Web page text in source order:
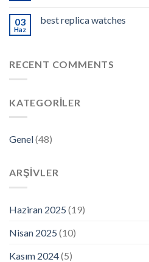
03
Haz
best replica watches
RECENT COMMENTS
KATEGORILER
Genel(48)
ARŞIVLER
Haziran 2025 (19)
Nisan 2025 (10)
Kasım 2024(5)